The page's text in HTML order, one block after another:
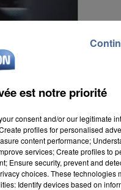
météo prévoit que
est notre priorité
consent and/or our legitimate
profiles for personalised
content performance;
services; Create profiles to
Ensure security, prevent and
choices. These technologies
Identify devices based on